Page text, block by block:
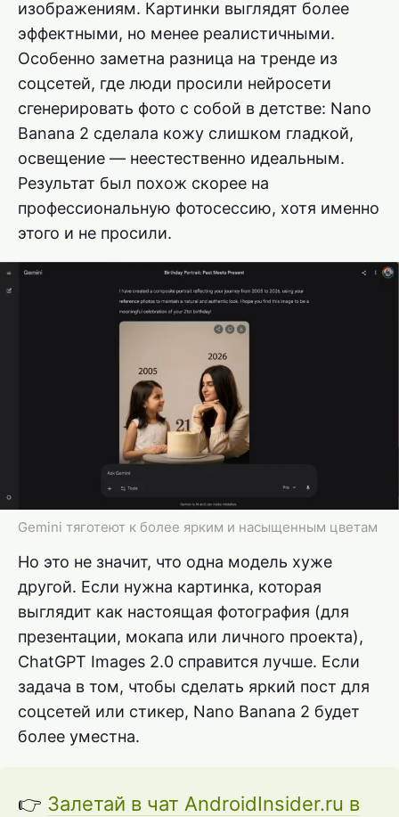
изображениям. Картинки выглядят более
эффектными, но менее реалистичными.
Особенно заметна разница на тренде из
соцсетей, где люди просили нейросети
сгенерировать фото с собой в детстве: Nano
Banana 2 сделала кожу слишком гладкой,
освещение — неестественно идеальным.
Результат был похож скорее на
профессиональную фотосессию, хотя именно
этого и не просили.
Gemini тяготеют к более ярким и насыщенным цветам
Но это не значит, что одна модель хуже
другой. Если нужна картинка, которая
выглядит как настоящая фотография (для
презентации, мокапа или личного проекта),
ChatGPT Images 2.0 справится лучше. Если
задача в том, чтобы сделать яркий пост для
соцсетей или стикер, Nano Banana 2 будет
более уместна.
👉 Залетай в чат AndroidInsider.ru в